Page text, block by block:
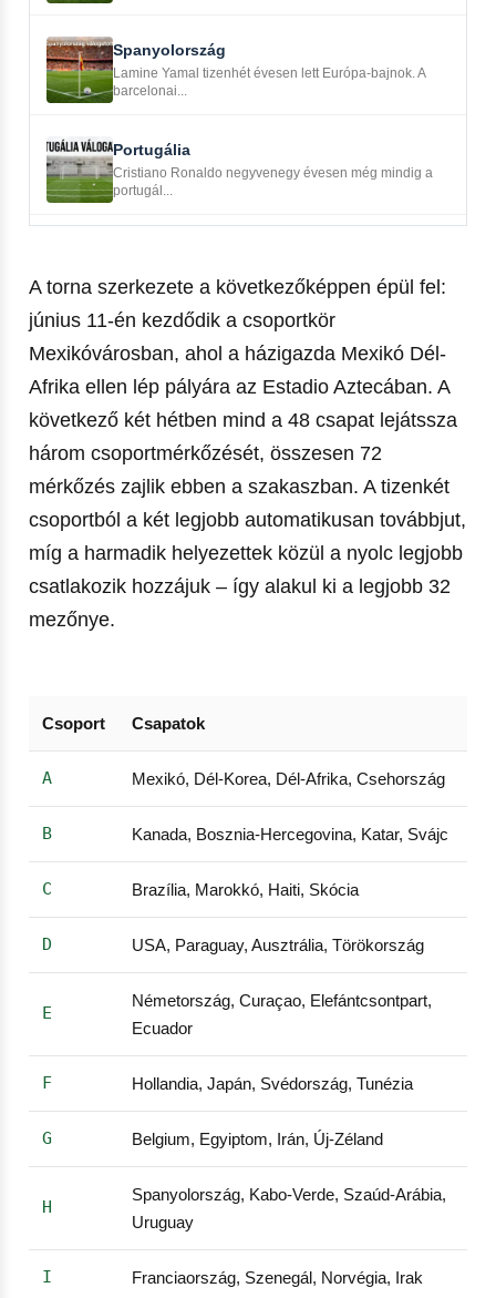
Spanyolország
Lamine Yamal tizenhét évesen lett Európa-bajnok. A
barcelonai...
Portugália
Cristiano Ronaldo negyvenegy évesen még mindig a
portugál...
A torna szerkezete a következőképpen épül fel:
június 11-én kezdődik a csoportkör
Mexikóvárosban, ahol a házigazda Mexikó Dél-
Afrika ellen lép pályára az Estadio Aztecában. A
következő két hétben mind a 48 csapat lejátssza
három csoportmérkőzését, összesen 72
mérkőzés zajlik ebben a szakaszban. A tizenkét
csoportból a két legjobb automatikusan továbbjut,
míg a harmadik helyezettek közül a nyolc legjobb
csatlakozik hozzájuk – így alakul ki a legjobb 32
mezőnye.
Csoport Csapatok
A Mexikó, Dél-Korea, Dél-Afrika, Csehország
B Kanada, Bosznia-Hercegovina, Katar, Svájc
C Brazília, Marokkó, Haiti, Skócia
D USA, Paraguay, Ausztrália, Törökország
E
Németország, Curaçao, Elefántcsontpart,
Ecuador
F Hollandia, Japán, Svédország, Tunézia
G Belgium, Egyiptom, Irán, Új-Zéland
H
Spanyolország, Kabo-Verde, Szaúd-Arábia,
Uruguay
I Franciaország, Szenegál, Norvégia, Irak